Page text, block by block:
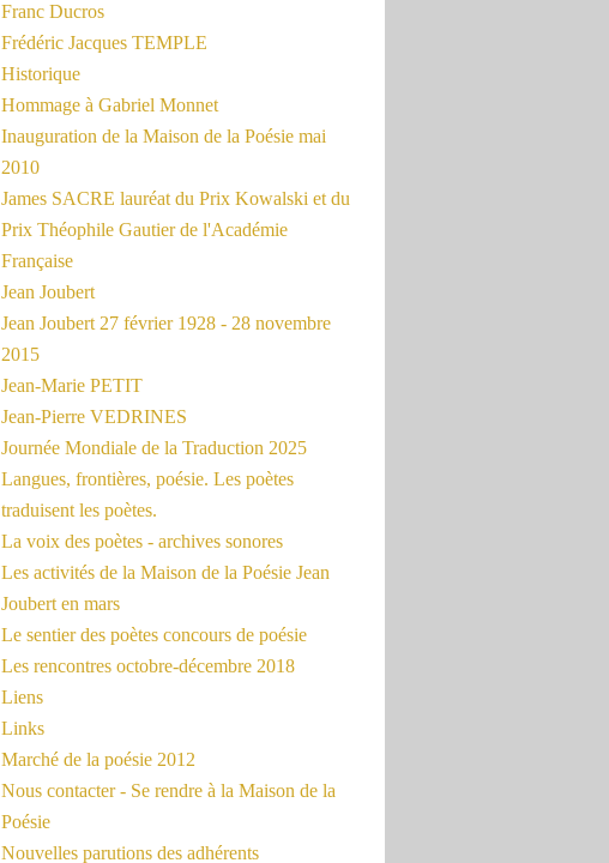
Franc Ducros
Frédéric Jacques TEMPLE
Historique
Hommage à Gabriel Monnet
Inauguration de la Maison de la Poésie mai
2010
James SACRE lauréat du Prix Kowalski et du
Prix Théophile Gautier de l'Académie
Française
Jean Joubert
Jean Joubert 27 février 1928 - 28 novembre
2015
Jean-Marie PETIT
Jean-Pierre VEDRINES
Journée Mondiale de la Traduction 2025
Langues, frontières, poésie. Les poètes
traduisent les poètes.
La voix des poètes - archives sonores
Les activités de la Maison de la Poésie Jean
Joubert en mars
Le sentier des poètes concours de poésie
Les rencontres octobre-décembre 2018
Liens
Links
Marché de la poésie 2012
Nous contacter - Se rendre à la Maison de la
Poésie
Nouvelles parutions des adhérents